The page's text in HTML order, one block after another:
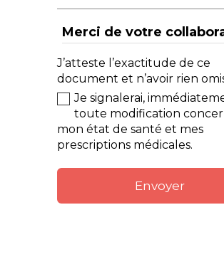
Merci de votre
J’atteste l’exactitude de ce
document et n’avoir rien
Je signalerai,
toute modification
mon état de santé et mes
prescriptions médicales.
Envoyer